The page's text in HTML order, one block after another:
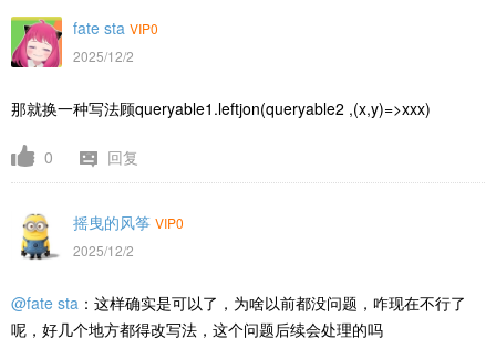
fate sta VIP0
2025/12/2
那就换一种写法顾queryable1.leftjon(queryable2 ,(x,y)=>xxx)
0 回复
摇曳的风筝 VIP0
2025/12/2
@fate sta ：这样确实是可以了，为啥以前都没问题，咋现在不行了
呢，好几个地方都得改写法，这个问题后续会处理的吗